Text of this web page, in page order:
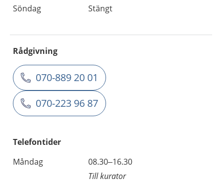
Söndag
Stängt
Rådgivning
070-889 20 01
070-223 96 87
Telefontider
Måndag
08.30–16.30
Till kurator